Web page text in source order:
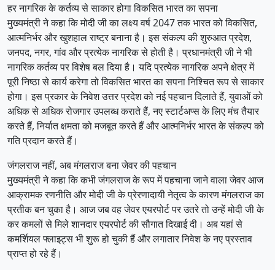
हर नागरिक के कर्तव्य से साकार होगा विकसित भारत का सपना
मुख्यमंत्री ने कहा कि मोदी जी का लक्ष्य वर्ष 2047 तक भारत को विकसित,
आत्मनिर्भर और खुशहाल राष्ट्र बनाना है। इस संकल्प की शुरुआत प्रदेश,
जनपद, नगर, गांव और प्रत्येक नागरिक से होती है। प्रधानमंत्री जी ने भी
नागरिक कर्तव्य पर विशेष बल दिया है। यदि प्रत्येक नागरिक अपने क्षेत्र में
पूरी निष्ठा से कार्य करेगा तो विकसित भारत का सपना निश्चित रूप से साकार
होगा। इस प्रकार के निवेश उत्तर प्रदेश को नई पहचान दिलाते हैं, युवाओं को
अधिक से अधिक रोजगार उपलब्ध कराते हैं, नए स्टार्टअप्स के लिए मंच तैयार
करते हैं, निर्यात क्षमता को मजबूत करते हैं और आत्मनिर्भर भारत के संकल्प को
गति प्रदान करते हैं।
जंगलराज नहीं, अब मंगलराज बना जेवर की पहचान
मुख्यमंत्री ने कहा कि कभी जंगलराज के रूप में पहचाना जाने वाला जेवर आज
आक्रामक रणनीति और मोदी जी के प्रेरणादायी नेतृत्व के कारण मंगलराज का
प्रतीक बन चुका है। आज जब वह जेवर एयरपोर्ट पर उतरे तो उन्हें मोदी जी के
कर कमलों से मिले शानदार एयरपोर्ट की सौगात दिखाई दी। अब यहां से
कमर्शियल फ्लाइट्स भी शुरू हो चुकी हैं और लगातार निवेश के नए प्रस्ताव
प्राप्त हो रहे हैं।